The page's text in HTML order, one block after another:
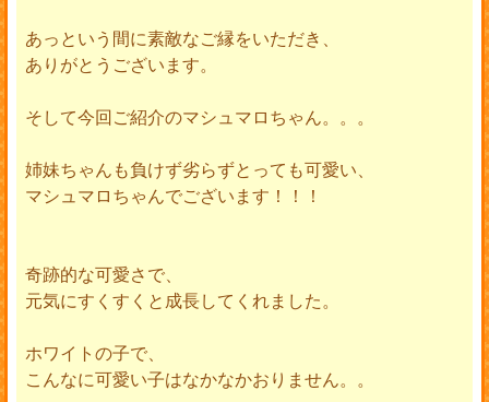
あっという間に素敵なご縁をいただき、
ありがとうございます。
そして今回ご紹介のマシュマロちゃん。。。
姉妹ちゃんも負けず劣らずとっても可愛い、
マシュマロちゃんでございます！！！
奇跡的な可愛さで、
元気にすくすくと成長してくれました。
ホワイトの子で、
こんなに可愛い子はなかなかおりません。。